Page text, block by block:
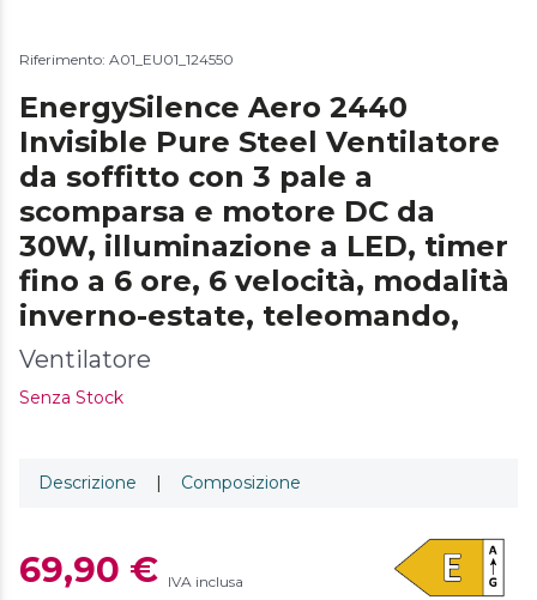
Riferimento: A01_EU01_124550
EnergySilence Aero 2440
Invisible Pure Steel Ventilatore
da soffitto con 3 pale a
scomparsa e motore DC da
30W, illuminazione a LED, timer
fino a 6 ore, 6 velocità, modalità
inverno-estate, teleomando,
Ventilatore
Senza Stock
Descrizione | Composizione
69,90 € IVA inclusa